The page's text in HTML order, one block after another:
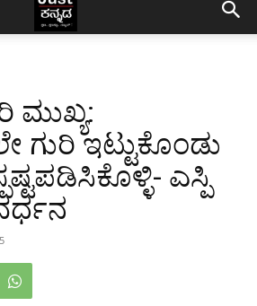
ಮುಖ್ಯ:
ಗುರಿ ಇಟ್ಟುಕೊಂಡು
ಎಸ್ಪಿ